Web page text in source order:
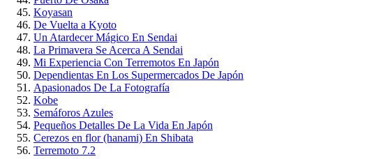
Koyasan
De Vuelta a Kyoto
Un Atardecer Mágico En Sendai
La Primavera Se Acerca A Sendai
Mi Experiencia Con Terremotos En Japón
Dependientas En Los Supermercados De Japón
Apasionados De La Fotografía
Kobe
Semáforos Azules
Pequeños Detalles De La Vida En Japón
Cerezos en flor (hanami) En Shibata
Terremoto 7.2